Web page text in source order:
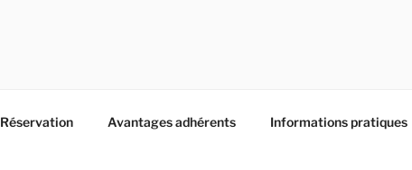
Réservation Avantages adhérents Informations pratiques